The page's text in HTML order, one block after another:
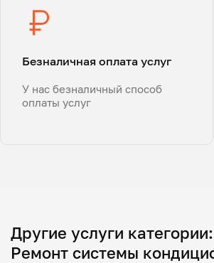
Безналичная оплата услуг
У нас безналичный способ
оплаты услуг
Другие услуги категории:
Ремонт системы